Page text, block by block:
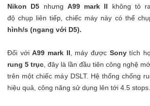
Nikon D5 nhưng A99 mark II không tỏ
độ chụp liên tiếp, chiếc máy này có thể
hình/s (ngang với D5).
Đối vớiA99 mark II , máy được Sonytích
rung 5 trục , đây là lần đầu tiên công nghệ
trên một chiếc máy DSLT. Hệ thống chống
hiệu quả, công năng sử dụng lên tới 4.5 stops.